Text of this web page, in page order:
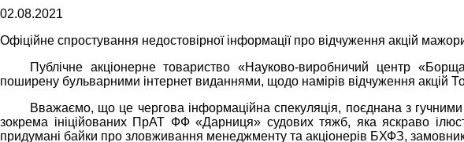
02.08.2021
Офіційне спростування недостовірної інформації про відчуження акцій
Публічне акціонерне товариство «Науково-виробничий центр
поширену бульварними інтернет виданнями, щодо намірів відчуження акцій
Вважаємо, що це чергова інформаційна спекуляція, поєднана з
зокрема ініційованих ПрАТ ФФ «Дарниця» судових тяжб, яка яскраво
придумані байки про зловживання менеджменту та акціонерів БХФЗ,